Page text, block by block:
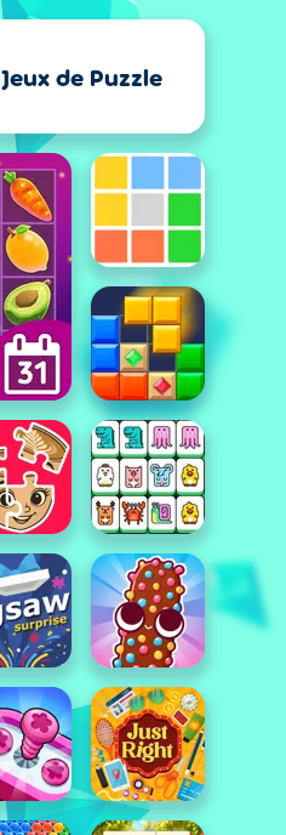
Jeux de Puzzle